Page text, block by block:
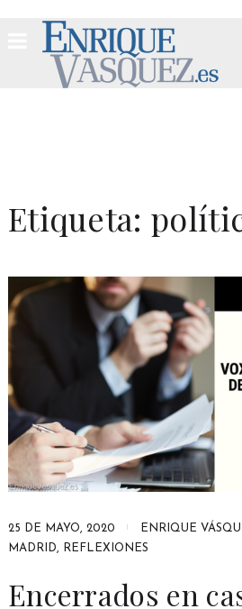
Etiqueta:
25 DE MAYO, 2020
ENRIQUE
MADRID, REFLEXIONES
Encerrados en